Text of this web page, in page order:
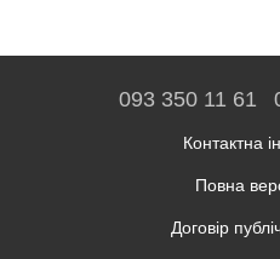
093 350 11 61
Контактна
Повна
Договір